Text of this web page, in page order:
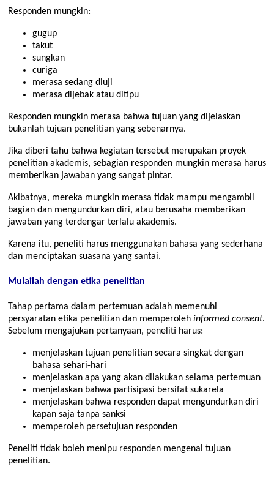
Responden mungkin:
gugup
takut
sungkan
curiga
merasa sedang diuji
merasa dijebak atau ditipu
Responden mungkin merasa bahwa tujuan yang dijelaskan
bukanlah tujuan penelitian yang sebenarnya.
Jika diberi tahu bahwa kegiatan tersebut merupakan proyek
penelitian akademis, sebagian responden mungkin merasa harus
memberikan jawaban yang sangat pintar.
Akibatnya, mereka mungkin merasa tidak mampu mengambil
bagian dan mengundurkan diri, atau berusaha memberikan
jawaban yang terdengar terlalu akademis.
Karena itu, peneliti harus menggunakan bahasa yang sederhana
dan menciptakan suasana yang santai.
Mulailah dengan etika penelitian
Tahap pertama dalam pertemuan adalah memenuhi
persyaratan etika penelitian dan memperoleh informed consent.
Sebelum mengajukan pertanyaan, peneliti harus:
menjelaskan tujuan penelitian secara singkat dengan
bahasa sehari-hari
menjelaskan apa yang akan dilakukan selama pertemuan
menjelaskan bahwa partisipasi bersifat sukarela
menjelaskan bahwa responden dapat mengundurkan diri
kapan saja tanpa sanksi
memperoleh persetujuan responden
Peneliti tidak boleh menipu responden mengenai tujuan
penelitian.